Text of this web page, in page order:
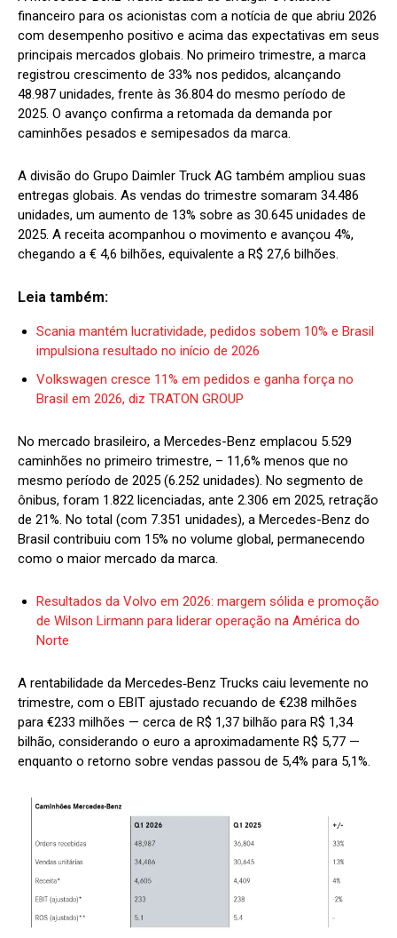
financeiro para os acionistas com a notícia de que abriu 2026
com desempenho positivo e acima das expectativas em seus
principais mercados globais. No primeiro trimestre, a marca
registrou crescimento de 33% nos pedidos, alcançando
48.987 unidades, frente às 36.804 do mesmo período de
2025. O avanço confirma a retomada da demanda por
caminhões pesados e semipesados da marca.
A divisão do Grupo Daimler Truck AG também ampliou suas
entregas globais. As vendas do trimestre somaram 34.486
unidades, um aumento de 13% sobre as 30.645 unidades de
2025. A receita acompanhou o movimento e avançou 4%,
chegando a € 4,6 bilhões, equivalente a R$ 27,6 bilhões.
Leia também:
Scania mantém lucratividade, pedidos sobem 10% e Brasil
impulsiona resultado no início de 2026
Volkswagen cresce 11% em pedidos e ganha força no
Brasil em 2026, diz TRATON GROUP
No mercado brasileiro, a Mercedes-Benz emplacou 5.529
caminhões no primeiro trimestre, – 11,6% menos que no
mesmo período de 2025 (6.252 unidades). No segmento de
ônibus, foram 1.822 licenciadas, ante 2.306 em 2025, retração
de 21%. No total (com 7.351 unidades), a Mercedes-Benz do
Brasil contribuiu com 15% no volume global, permanecendo
como o maior mercado da marca.
Resultados da Volvo em 2026: margem sólida e promoção
de Wilson Lirmann para liderar operação na América do
Norte
A rentabilidade da Mercedes‑Benz Trucks caiu levemente no
trimestre, com o EBIT ajustado recuando de €238 milhões
para €233 milhões — cerca de R$ 1,37 bilhão para R$ 1,34
bilhão, considerando o euro a aproximadamente R$ 5,77 —
enquanto o retorno sobre vendas passou de 5,4% para 5,1%.